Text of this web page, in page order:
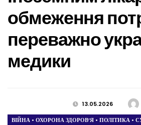
обмеження
переважно
медики
13.05.2026
ВІЙНА • ОХОРОНА ЗДОРОВ’Я • ПОЛІТИКА •